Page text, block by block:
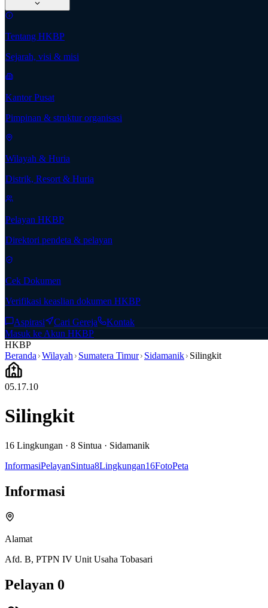
Tentang HKBP
Sejarah, visi & misi
Kantor Pusat
Pimpinan & struktur organisasi
Wilayah & Huria
Distrik, Resort & Huria
Pelayan HKBP
Direktori pendeta & pelayan
Cek Dokumen
Verifikasi keaslian dokumen HKBP
Aspirasi Cari Gereja
Kontak
Masuk ke Akun HKBP
HKBP
Beranda Wilayah Sumatera Timur Sidamanik Silingkit
05.17.10
Silingkit
16 Lingkungan · 8 Sintua · Sidamanik
InformasiPelayanSintua8Lingkungan16FotoPeta
Informasi
Alamat
Afd. B, PTPN IV Unit Usaha Tobasari
Pelayan 0